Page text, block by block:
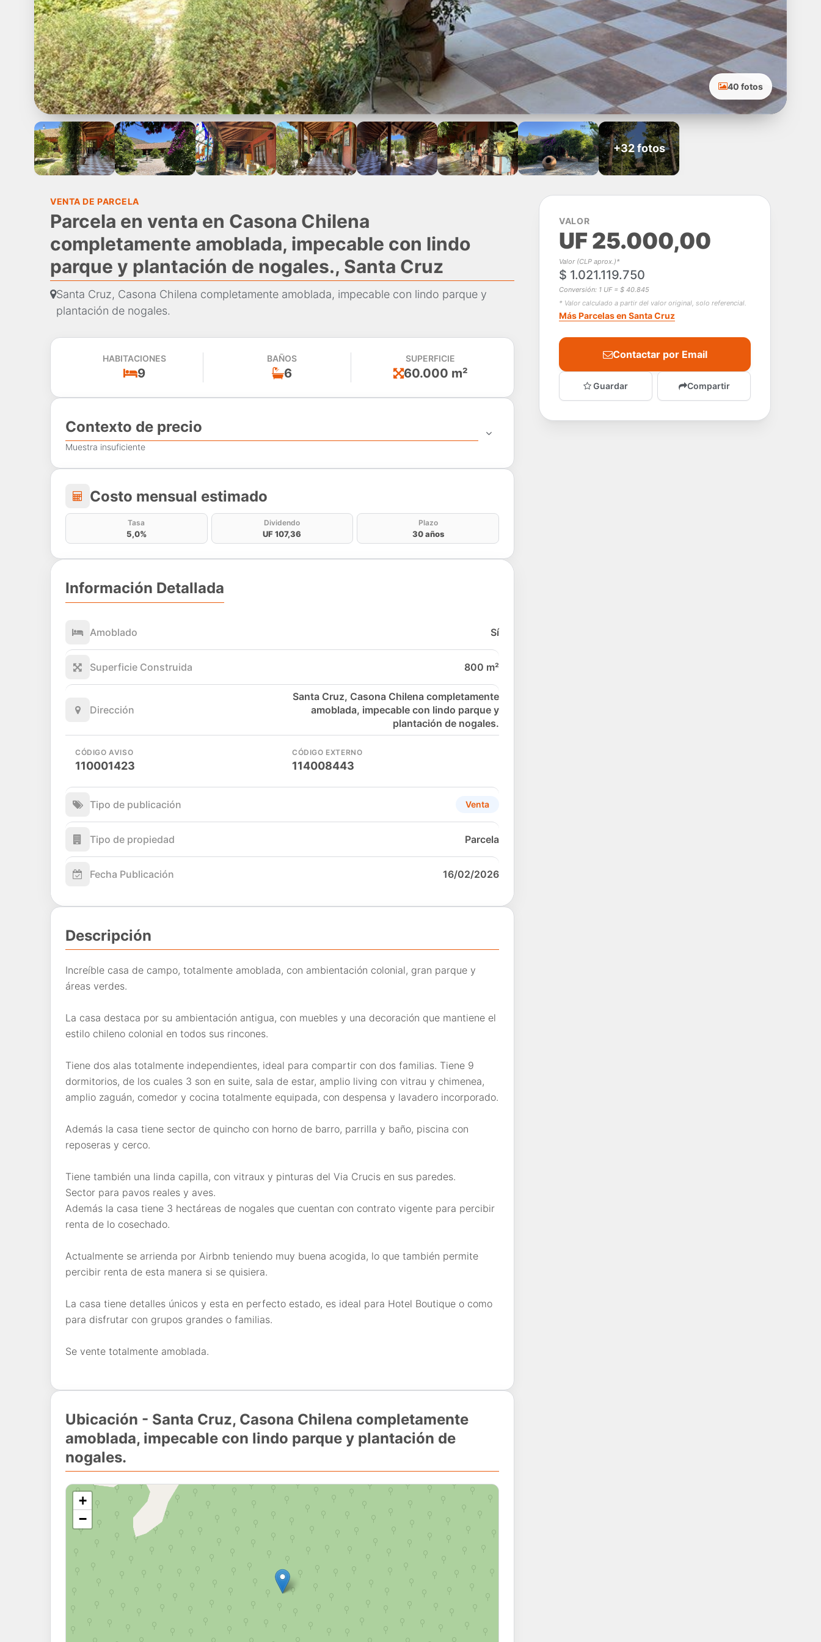
40 fotos
+32 fotos
VENTA DE PARCELA
Parcela en venta en Casona Chilena
completamente amoblada, impecable con lindo
parque y plantación de nogales., Santa Cruz
Santa Cruz, Casona Chilena completamente amoblada, impecable con lindo parque y
plantación de nogales.
HABITACIONES
9
BAÑOS
6
SUPERFICIE
60.000 m²
Contexto de precio
Muestra insuficiente
Costo mensual estimado
Costo mensual estimado
Tasa
5,0%
Dividendo
UF 107,36
Plazo
30 años
Información Detallada
Amoblado Sí
Superficie Construida 800 m²
Dirección
Santa Cruz, Casona Chilena completamente
amoblada, impecable con lindo parque y
plantación de nogales.
CÓDIGO AVISO
110001423
CÓDIGO EXTERNO
114008443
Tipo de publicación Venta
Tipo de propiedad Parcela
Fecha Publicación 16/02/2026
Descripción
Increíble casa de campo, totalmente amoblada, con ambientación colonial, gran parque y
áreas verdes.
La casa destaca por su ambientación antigua, con muebles y una decoración que mantiene el
estilo chileno colonial en todos sus rincones.
Tiene dos alas totalmente independientes, ideal para compartir con dos familias. Tiene 9
dormitorios, de los cuales 3 son en suite, sala de estar, amplio living con vitrau y chimenea,
amplio zaguán, comedor y cocina totalmente equipada, con despensa y lavadero incorporado.
Además la casa tiene sector de quincho con horno de barro, parrilla y baño, piscina con
reposeras y cerco.
Tiene también una linda capilla, con vitraux y pinturas del Via Crucis en sus paredes.
Sector para pavos reales y aves.
Además la casa tiene 3 hectáreas de nogales que cuentan con contrato vigente para percibir
renta de lo cosechado.
Actualmente se arrienda por Airbnb teniendo muy buena acogida, lo que también permite
percibir renta de esta manera si se quisiera.
La casa tiene detalles únicos y esta en perfecto estado, es ideal para Hotel Boutique o como
para disfrutar con grupos grandes o familias.
Se vente totalmente amoblada.
Ubicación - Santa Cruz, Casona Chilena completamente
amoblada, impecable con lindo parque y plantación de
nogales.
+
−
VALOR
UF 25.000,00
Valor (CLP aprox.)*
$ 1.021.119.750
Conversión: 1 UF = $ 40.845
* Valor calculado a partir del valor original, solo referencial.
Más Parcelas en Santa Cruz
Contactar por Email
Guardar Compartir